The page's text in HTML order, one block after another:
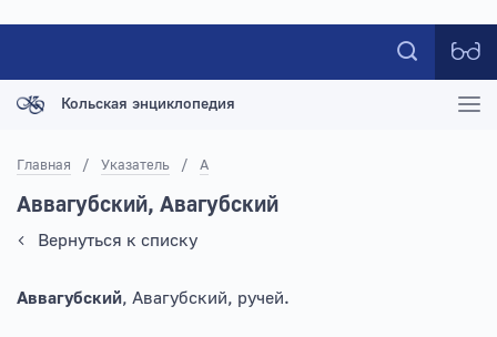
Кольская энциклопедия
Главная / Указатель / А
Аввагубский, Авагубский
Вернуться к списку
Аввагубский, Авагубский, ручей.